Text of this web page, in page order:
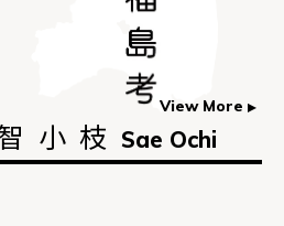
View More
小枝 Sae Ochi